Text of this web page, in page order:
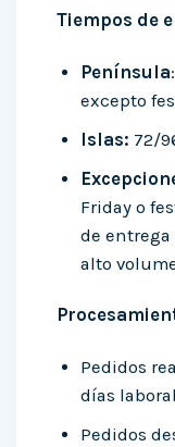
Tiempos de
Península
excepto
Islas: 72/
Friday o
de
alto
Pedidos
días
Pedidos